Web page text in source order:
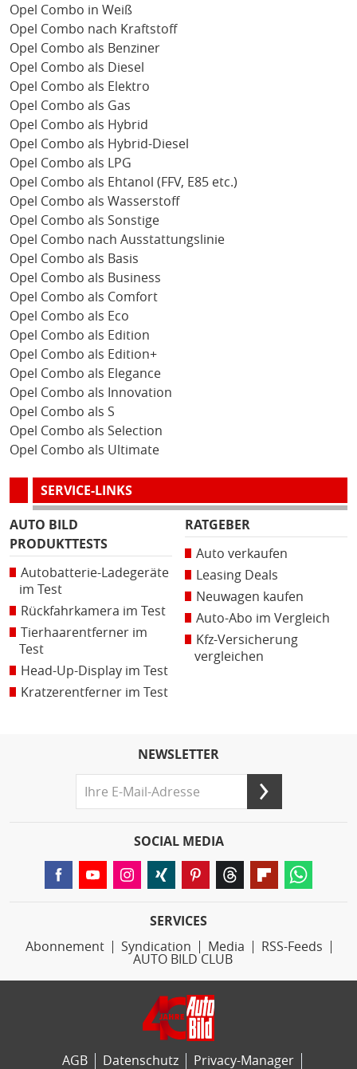
Opel Combo in Weiß
Opel Combo nach Kraftstoff
Opel Combo als Benziner
Opel Combo als Diesel
Opel Combo als Elektro
Opel Combo als Gas
Opel Combo als Hybrid
Opel Combo als Hybrid-Diesel
Opel Combo als LPG
Opel Combo als Ehtanol (FFV, E85 etc.)
Opel Combo als Wasserstoff
Opel Combo als Sonstige
Opel Combo nach Ausstattungslinie
Opel Combo als Basis
Opel Combo als Business
Opel Combo als Comfort
Opel Combo als Eco
Opel Combo als Edition
Opel Combo als Edition+
Opel Combo als Elegance
Opel Combo als Innovation
Opel Combo als S
Opel Combo als Selection
Opel Combo als Ultimate
SERVICE-LINKS
AUTO BILD
PRODUKTTESTS
Autobatterie-Ladegeräte
im Test
Rückfahrkamera im Test
Tierhaarentferner im
Test
Head-Up-Display im Test
Kratzerentferner im Test
RATGEBER
Auto verkaufen
Leasing Deals
Neuwagen kaufen
Auto-Abo im Vergleich
Kfz-Versicherung
vergleichen
NEWSLETTER
SOCIAL MEDIA
SERVICES
Abonnement
Syndication Media
RSS-Feeds
AUTO BILD CLUB
AGB Datenschutz Privacy-Manager